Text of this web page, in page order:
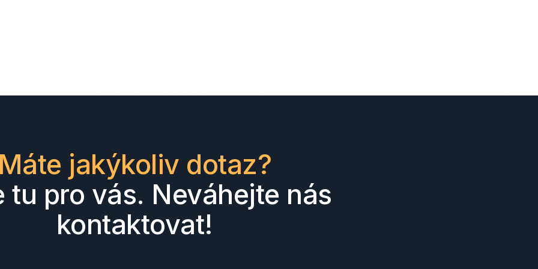
jakýkoliv dotaz?
tu pro vás. Neváhejte nás
kontaktovat!